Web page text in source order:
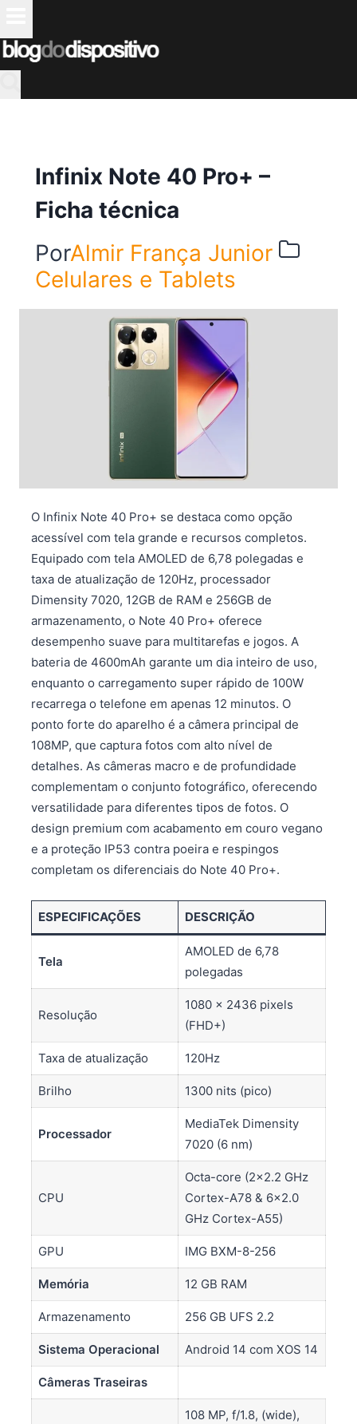
o
Infinix Note 40 Pro+ –
Ficha técnica
PorAlmir França Junior
Celulares e Tablets
O Infinix Note 40 Pro+ se destaca como opção
acessível com tela grande e recursos completos.
Equipado com tela AMOLED de 6,78 polegadas e
taxa de atualização de 120Hz, processador
Dimensity 7020, 12GB de RAM e 256GB de
armazenamento, o Note 40 Pro+ oferece
desempenho suave para multitarefas e jogos. A
bateria de 4600mAh garante um dia inteiro de uso,
enquanto o carregamento super rápido de 100W
recarrega o telefone em apenas 12 minutos. O
ponto forte do aparelho é a câmera principal de
108MP, que captura fotos com alto nível de
detalhes. As câmeras macro e de profundidade
complementam o conjunto fotográfico, oferecendo
versatilidade para diferentes tipos de fotos. O
design premium com acabamento em couro vegano
e a proteção IP53 contra poeira e respingos
completam os diferenciais do Note 40 Pro+.
ESPECIFICAÇÕES DESCRIÇÃO
Tela
AMOLED de 6,78
polegadas
Resolução
1080 x 2436 pixels
(FHD+)
Taxa de atualização 120Hz
Brilho 1300 nits (pico)
Processador
MediaTek Dimensity
7020 (6 nm)
CPU
Octa-core (2×2.2 GHz
Cortex-A78 & 6×2.0
GHz Cortex-A55)
GPU IMG BXM-8-256
Memória 12 GB RAM
Armazenamento 256 GB UFS 2.2
Sistema Operacional Android 14 com XOS 14
Câmeras Traseiras
108 MP, f/1.8, (wide),